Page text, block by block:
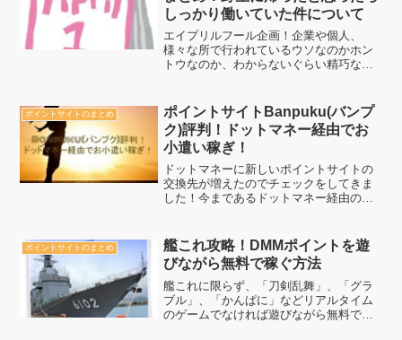
しっかり働いていた件について
エイプリルフール企画！企業や個人、
様々な所で行われているウソなのかホン
トウなのか、わからないぐらい精巧なも
ポイントサイトのまとめ
ポイントサイトBanpuku(バンプ
ク)評判！ドットマネー経由でお
小遣い稼ぎ！
ドットマネーに新しいポイントサイトの
交換先が増えたのでチェックをしてきま
した！今まであるドットマネー経由のポ
ても最もお得になるお小遣い稼ぎをもっ
ともっとしていきましょう...
ポイントサイトのまとめ
艦これ攻略！DMMポイントを遊
びながら無料で稼ぐ方法
艦これに限らず、「刀剣乱舞」、「グラ
ブル」、「かんぱに」などリアルタイム
のゲームでなければ遊びながら無料で稼